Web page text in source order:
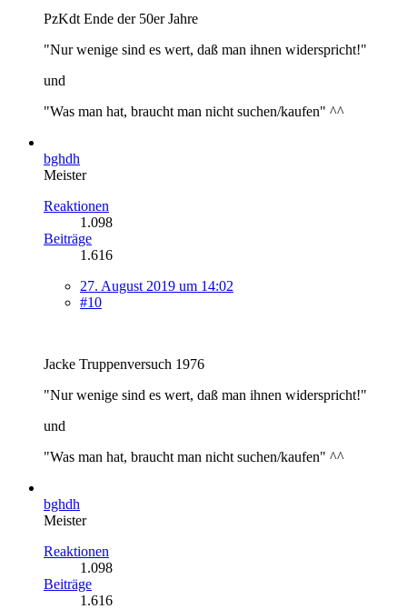
PzKdt Ende der 50er Jahre
"Nur wenige sind es wert, daß man ihnen widerspricht!"
und
"Was man hat, braucht man nicht suchen/kaufen" ^^
bghdh
Meister
Reaktionen
1.098
Beiträge
1.616
27. August 2019 um 14:02
#10
Jacke Truppenversuch 1976
"Nur wenige sind es wert, daß man ihnen widerspricht!"
und
"Was man hat, braucht man nicht suchen/kaufen" ^^
bghdh
Meister
Reaktionen
1.098
Beiträge
1.616